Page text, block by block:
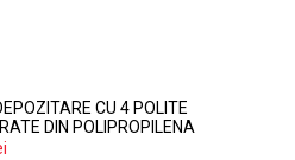
CU 4 POLITE
DIN POLIPROPILENA